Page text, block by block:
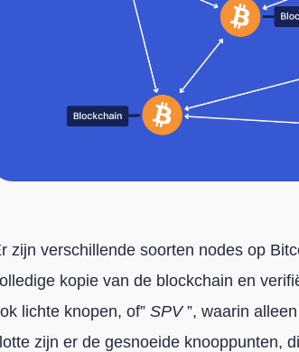
zijn verschillende soorten nodes op
kopie van de blockchain en
lichte knopen, of” SPV”, waarin
zijn er de gesnoeide knooppunten,